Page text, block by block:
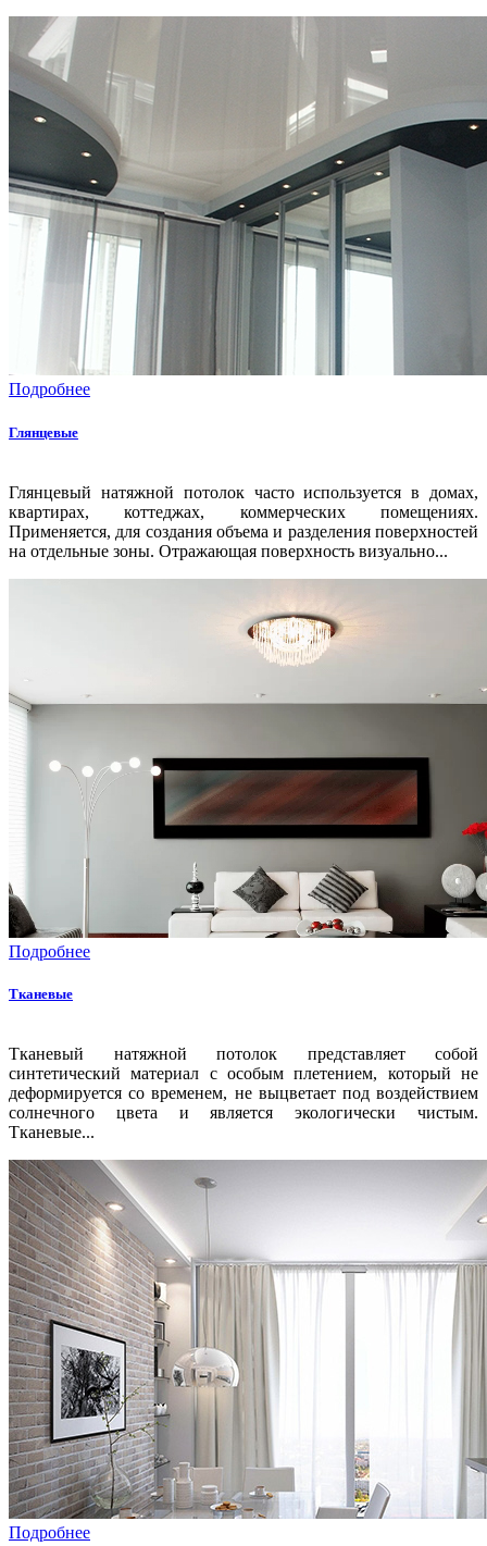
Подробнее
Глянцевые
Глянцевый натяжной потолок часто используется в домах,
квартирах, коттеджах, коммерческих помещениях.
Применяется, для создания объема и разделения поверхностей
на отдельные зоны. Отражающая поверхность визуально...
Подробнее
Тканевые
Тканевый натяжной потолок представляет собой
синтетический материал с особым плетением, который не
деформируется со временем, не выцветает под воздействием
солнечного цвета и является экологически чистым.
Тканевые...
Подробнее